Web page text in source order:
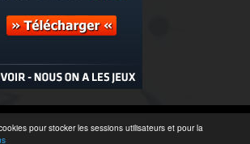
pour stocker les sessions utilisateurs et pour la